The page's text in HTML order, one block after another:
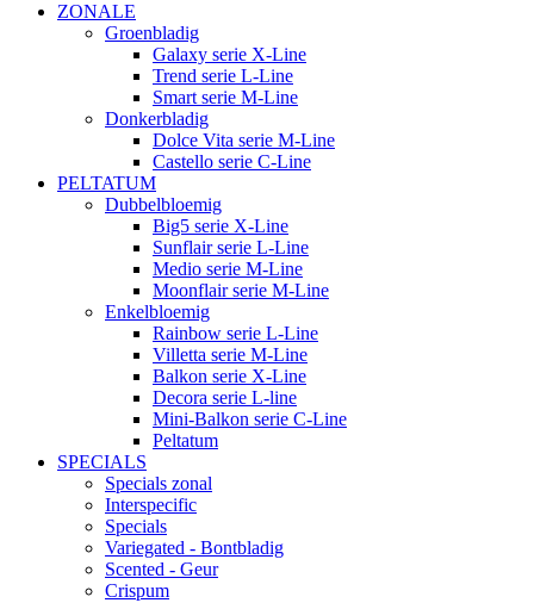
ZONALE
Groenbladig
Galaxy serie X-Line
Trend serie L-Line
Smart serie M-Line
Donkerbladig
Dolce Vita serie M-Line
Castello serie C-Line
PELTATUM
Dubbelbloemig
Big5 serie X-Line
Sunflair serie L-Line
Medio serie M-Line
Moonflair serie M-Line
Enkelbloemig
Rainbow serie L-Line
Villetta serie M-Line
Balkon serie X-Line
Decora serie L-line
Mini-Balkon serie C-Line
Peltatum
SPECIALS
Specials zonal
Interspecific
Specials
Variegated - Bontbladig
Scented - Geur
Crispum